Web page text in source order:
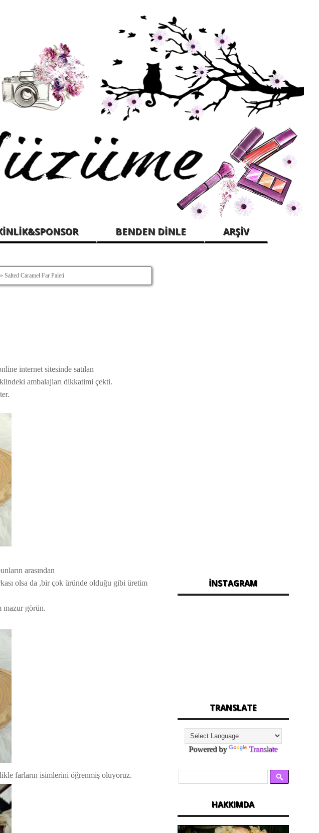
BENDEN DİNLE ARŞİV
» Salted Caramel Far Paleti
internet sitesinde satılan
ambalajları dikkatimi çekti.
arasından
olsa da ,bir çok üründe olduğu gibi üretim
mazur görün.
farların isimlerini öğrenmiş oluyoruz.
İNSTAGRAM
TRANSLATE
Powered by Translate
HAKKIMDA